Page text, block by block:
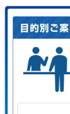
お客様の目的に